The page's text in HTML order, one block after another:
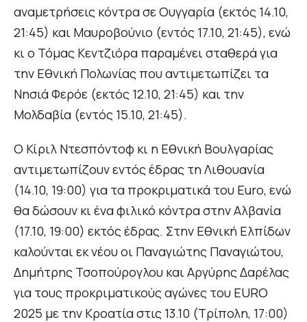
αναμετρήσεις κόντρα σε Ουγγαρία (εκτός 14.10,
21:45) και Μαυροβούνιο (εντός 17.10, 21:45), ενώ
κι ο Τόμας Κεντζιόρα παραμένει σταθερά για
την Εθνική Πολωνίας που αντιμετωπίζει τα
Νησιά Φερόε (εκτός 12.10, 21:45) και την
Μολδαβία (εντός 15.10, 21:45).
Ο Κίριλ Ντεσπόντοφ κι η Εθνική Βουλγαρίας
αντιμετωπίζουν εντός έδρας τη Λιθουανία
(14.10, 19:00) για τα προκριματικά του Euro, ενώ
θα δώσουν κι ένα φιλικό κόντρα στην Αλβανία
(17.10, 19:00) εκτός έδρας. Στην Εθνική Ελπίδων
καλούνται εκ νέου οι Παναγιώτης Παναγιώτου,
Δημήτρης Τσοπούρογλου και Αργύρης Δαρέλας
για τους προκριματικούς αγώνες του EURO
2025 με την Κροατία στις 13.10 (Τρίπολη, 17:00)